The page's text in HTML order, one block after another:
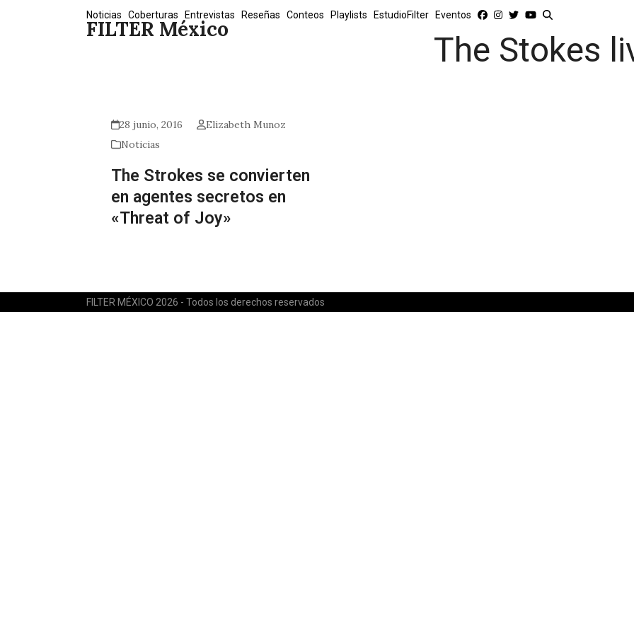
FILTER México
Noticias Coberturas Entrevistas Reseñas Conteos Playlists EstudioFilter Eventos
The Stokes
28 junio, 2016
Elizabeth Munoz
Noticias
The Strokes se convierten
en agentes secretos en
«Threat of Joy»
FILTER MÉXICO 2026 - Todos los derechos reservados